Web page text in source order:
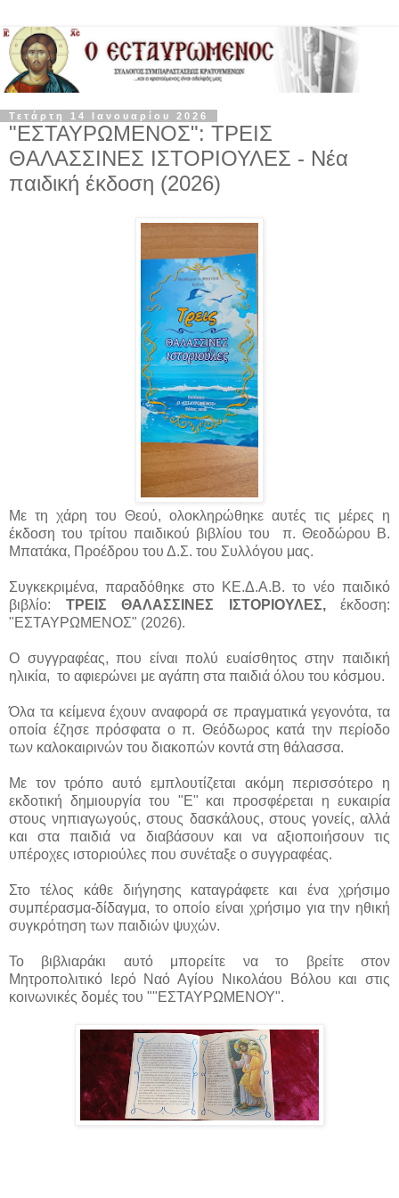
Τετάρτη 14 Ιανουαρίου 2026
"ΕΣΤΑΥΡΩΜΕΝΟΣ": ΤΡΕΙΣ
ΘΑΛΑΣΣΙΝΕΣ ΙΣΤΟΡΙΟΥΛΕΣ - Νέα
παιδική έκδοση (2026)
Με τη χάρη του Θεού, ολοκληρώθηκε αυτές τις μέρες η
έκδοση του τρίτου παιδικού βιβλίου του π. Θεοδώρου Β.
Μπατάκα, Προέδρου του Δ.Σ. του Συλλόγου μας.
Συγκεκριμένα, παραδόθηκε στο ΚΕ.Δ.Α.Β. το νέο παιδικό
βιβλίο: ΤΡΕΙΣ ΘΑΛΑΣΣΙΝΕΣ ΙΣΤΟΡΙΟΥΛΕΣ, έκδοση:
"ΕΣΤΑΥΡΩΜΕΝΟΣ" (2026).
Ο συγγραφέας, που είναι πολύ ευαίσθητος στην παιδική
ηλικία, το αφιερώνει με αγάπη στα παιδιά όλου του κόσμου.
Όλα τα κείμενα έχουν αναφορά σε πραγματικά γεγονότα, τα
οποία έζησε πρόσφατα ο π. Θεόδωρος κατά την περίοδο
των καλοκαιρινών του διακοπών κοντά στη θάλασσα.
Με τον τρόπο αυτό εμπλουτίζεται ακόμη περισσότερο η
εκδοτική δημιουργία του "Ε" και προσφέρεται η ευκαιρία
στους νηπιαγωγούς, στους δασκάλους, στους γονείς, αλλά
και στα παιδιά να διαβάσουν και να αξιοποιήσουν τις
υπέροχες ιστοριούλες που συνέταξε ο συγγραφέας.
Στο τέλος κάθε διήγησης καταγράφετε και ένα χρήσιμο
συμπέρασμα-δίδαγμα, το οποίο είναι χρήσιμο για την ηθική
συγκρότηση των παιδιών ψυχών.
Το βιβλιαράκι αυτό μπορείτε να το βρείτε στον
Μητροπολιτικό Ιερό Ναό Αγίου Νικολάου Βόλου και στις
κοινωνικές δομές του ""ΕΣΤΑΥΡΩΜΕΝΟΥ".